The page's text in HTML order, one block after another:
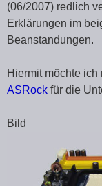
(06/2007) redlich
Erklärungen im
Beanstandungen.
Hiermit möchte
ASRock für die
Bild